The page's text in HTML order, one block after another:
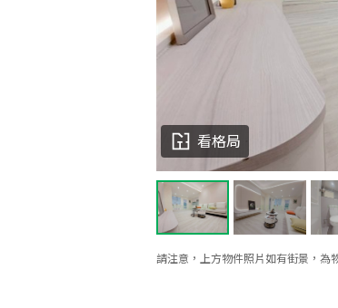
請注意，上方物件照片如有街景，為
看格局